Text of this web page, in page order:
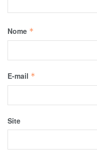
Nome *
E-mail *
Site